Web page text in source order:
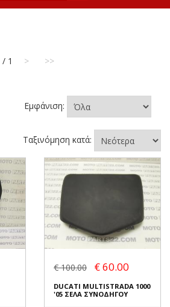
/ 1 > >>
Εμφάνιση:
Ταξινόμηση κατά:
€ 100.00 € 60.00
DUCATI MULTISTRADA 1000
'05 ΣΕΛΑ ΣΥΝΟΔΗΓΟΥ